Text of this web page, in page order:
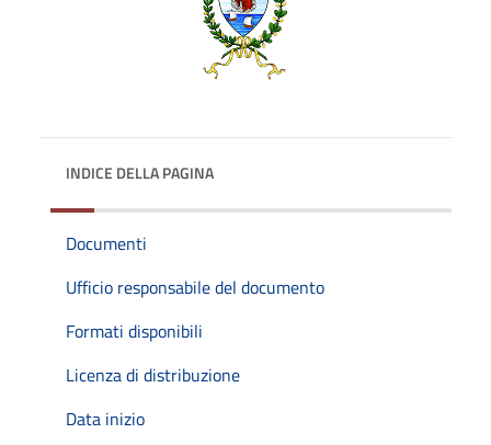
INDICE DELLA PAGINA
Documenti
Ufficio responsabile del documento
Formati disponibili
Licenza di distribuzione
Data inizio